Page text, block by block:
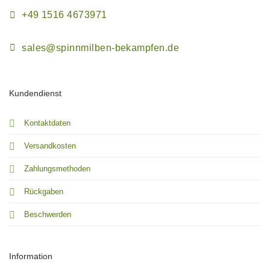
+49 1516 4673971
sales@spinnmilben-bekampfen.de
Kundendienst
Kontaktdaten
Versandkosten
Zahlungsmethoden
Rückgaben
Beschwerden
Information